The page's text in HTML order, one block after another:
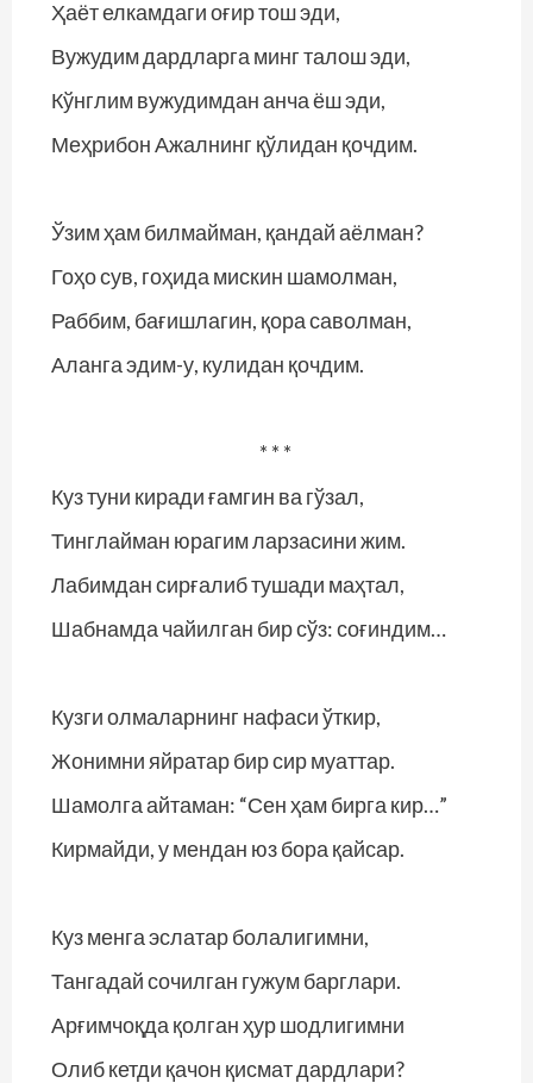
Ҳаёт елкамдаги оғир тош эди,
Вужудим дардларга минг талош эди,
Кўнглим вужудимдан анча ёш эди,
Меҳрибон Ажалнинг қўлидан қочдим.
Ўзим ҳам билмайман, қандай аёлман?
Гоҳо сув, гоҳида мискин шамолман,
Раббим, бағишлагин, қора саволман,
Аланга эдим-у, кулидан қочдим.
* * *
Куз туни киради ғамгин ва гўзал,
Тинглайман юрагим ларзасини жим.
Лабимдан сирғалиб тушади маҳтал,
Шабнамда чайилган бир сўз: соғиндим…
Кузги олмаларнинг нафаси ўткир,
Жонимни яйратар бир сир муаттар.
Шамолга айтаман: “Сен ҳам бирга кир…”
Кирмайди, у мендан юз бора қайсар.
Куз менга эслатар болалигимни,
Тангадай сочилган гужум барглари.
Арғимчоқда қолган ҳур шодлигимни
Олиб кетди қачон қисмат дардлари?